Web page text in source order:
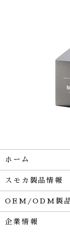
ホーム
スモカ製品情報
OEM/ODM製品
企業情報